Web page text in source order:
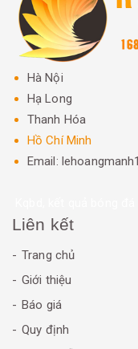
Hà Nội
Hạ Long
Thanh Hóa
Hồ Chí Minh
Email:
Liên kết
Trang chủ
Giới thiệu
Báo giá
Quy định